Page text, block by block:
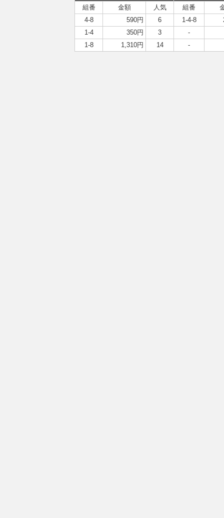
組番
金額 人気 組番
4-8
590円 6 1-4-8
1-4
350円 3
-
1-8
1,310円 14 -